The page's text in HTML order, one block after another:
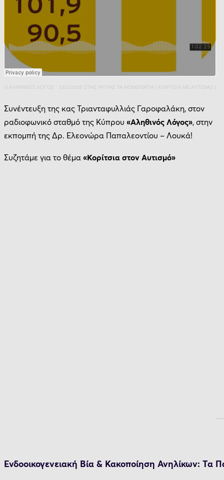
Ο ΑΛΗΘΙΝΟΣ ΛΟΓΟΣ 13/1/2025 ΣΤΗΣ ΨΥΧΗΣ ΤΑ ΜΟΝΟΠΑΤΙΑ ( ΚΟΡΙΤΣΙΑ ΜΕ ΑΥΤΙΣΜΟ )
Συνέντευξη της κας Τριανταφυλλιάς Γαροφαλάκη, στον
ραδιοφωνικό σταθμό της Κύπρου «Αληθινός Λόγος», στην
εκπομπή της Δρ. Ελεονώρα Παπαλεοντίου – Λουκά!
Συζητάμε για το θέμα «Κορίτσια στον Αυτισμό»
Ενδοοικογενειακή Βία & Κακοποίηση Ανηλίκων: Τα